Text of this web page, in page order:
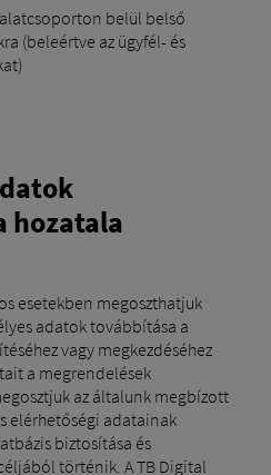
belül belső
(beleértve az ügyfél- és
hozatala
esetekben megoszthatjuk
adatok továbbítása a
vagy megkezdéséhez
a megrendelések
az általunk megbízott
elérhetőségi adatainak
biztosítása és
történik. A TB Digital